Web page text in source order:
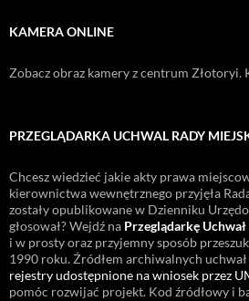
KAMERA ONLINE
Zobacz obraz kamery z centrum Złotoryi.
PRZEGLĄDARKA UCHWAL RADY
Chcesz wiedzieć jakie akty prawa
kierownictwa wewnętrznego przyjęła
zostały opublikowane w Dzienniku
głosował? Wejdź na Przeglądarkę
i w prosty oraz przyjemny sposób
1990 roku. Źródłem archiwalnych
rejestry udostępnione na wniosek przez
pomóc rozwijać projekt. Kod źródłowy i